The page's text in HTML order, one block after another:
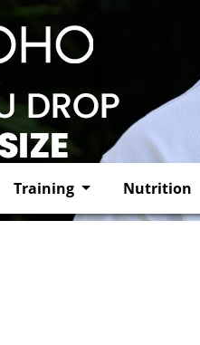
Training Nutrition